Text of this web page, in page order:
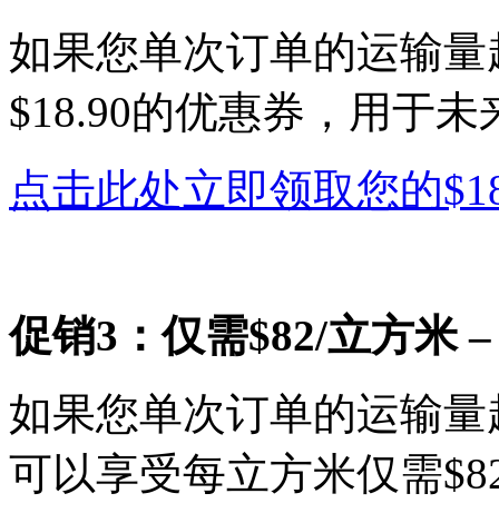
如果您单次订单的运输
$18.90的优惠券，用于
点击此处立即领取您的
促销3：仅需$82/立方米
如果您单次订单的运输
可以享受每立方米仅需